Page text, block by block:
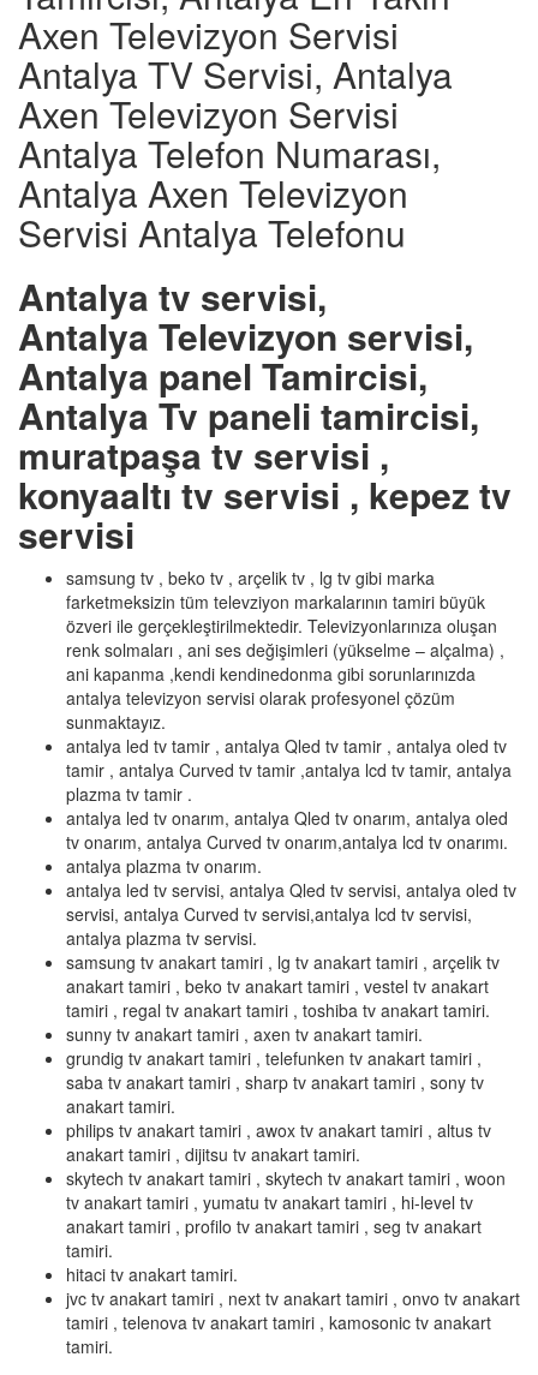
Axen Televizyon Servisi
Antalya TV Servisi, Antalya
Axen Televizyon Servisi
Antalya Telefon Numarası,
Antalya Axen Televizyon
Servisi Antalya Telefonu
Antalya tv servisi,
Antalya Televizyon servisi,
Antalya panel Tamircisi,
Antalya Tv paneli tamircisi,
muratpaşa tv servisi ,
konyaaltı tv servisi , kepez tv
servisi
samsung tv , beko tv , arçelik tv , lg tv gibi marka
farketmeksizin tüm televziyon markalarının tamiri büyük
özveri ile gerçekleştirilmektedir. Televizyonlarınıza oluşan
renk solmaları , ani ses değişimleri (yükselme – alçalma) ,
ani kapanma ,kendi kendinedonma gibi sorunlarınızda
antalya televizyon servisi olarak profesyonel çözüm
sunmaktayız.
antalya led tv tamir , antalya Qled tv tamir , antalya oled tv
tamir , antalya Curved tv tamir ,antalya lcd tv tamir, antalya
plazma tv tamir .
antalya led tv onarım, antalya Qled tv onarım, antalya oled
tv onarım, antalya Curved tv onarım,antalya lcd tv onarımı.
antalya plazma tv onarım.
antalya led tv servisi, antalya Qled tv servisi, antalya oled tv
servisi, antalya Curved tv servisi,antalya lcd tv servisi,
antalya plazma tv servisi.
samsung tv anakart tamiri , lg tv anakart tamiri , arçelik tv
anakart tamiri , beko tv anakart tamiri , vestel tv anakart
tamiri , regal tv anakart tamiri , toshiba tv anakart tamiri.
sunny tv anakart tamiri , axen tv anakart tamiri.
grundig tv anakart tamiri , telefunken tv anakart tamiri ,
saba tv anakart tamiri , sharp tv anakart tamiri , sony tv
anakart tamiri.
philips tv anakart tamiri , awox tv anakart tamiri , altus tv
anakart tamiri , dijitsu tv anakart tamiri.
skytech tv anakart tamiri , skytech tv anakart tamiri , woon
tv anakart tamiri , yumatu tv anakart tamiri , hi-level tv
anakart tamiri , profilo tv anakart tamiri , seg tv anakart
tamiri.
hitaci tv anakart tamiri.
jvc tv anakart tamiri , next tv anakart tamiri , onvo tv anakart
tamiri , telenova tv anakart tamiri , kamosonic tv anakart
tamiri.